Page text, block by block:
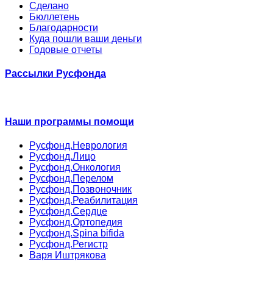
Сделано
Бюллетень
Благодарности
Куда пошли ваши деньги
Годовые отчеты
Рассылки Русфонда
Наши программы помощи
Русфонд.Неврология
Русфонд.Лицо
Русфонд.Онкология
Русфонд.Перелом
Русфонд.Позвоночник
Русфонд.Реабилитация
Русфонд.Сердце
Русфонд.Ортопедия
Русфонд.Spina bifida
Русфонд.Регистр
Варя Иштрякова